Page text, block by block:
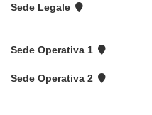
Sede Legale
Sede Operativa 1
Sede Operativa 2